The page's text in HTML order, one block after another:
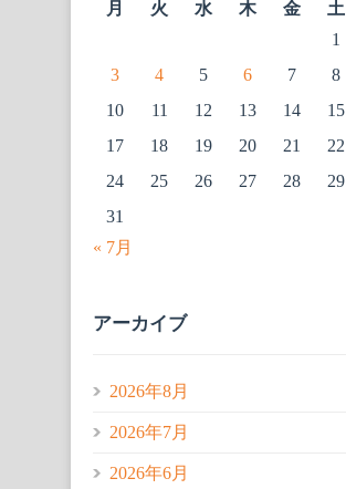
月 火 水 木 金 土
1
3
4 5 6 7 8
10
11 12 13 14 15
17
18 19 20 21 22
24
25 26 27 28 29
31
« 7月
アーカイブ
2026年8月
2026年7月
2026年6月